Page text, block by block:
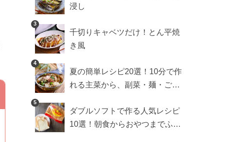
浸し
3
千切りキャベツだけ！とん平焼
き風
4
夏の簡単レシピ20選！10分で作
れる主菜から、副菜・麺・ごは
5
ダブルソフトで作る人気レシピ
10選！朝食からおやつまでふん